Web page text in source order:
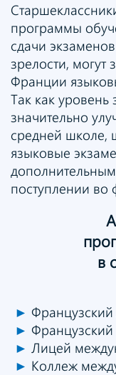
программы
сдачи
зрелости, могут
Франции
Так как уровень
значительно
средней школе,
языковые
поступлении во
в
►
► Французский
► Лицей
► Коллеж